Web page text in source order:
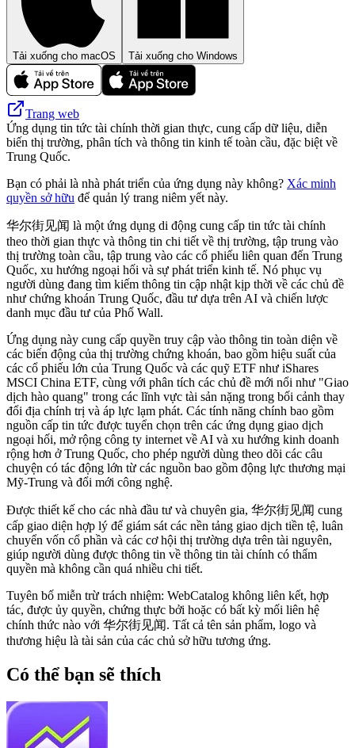
Tải xuống cho macOS Tải xuống cho Windows
Trang web
Ứng dụng tin tức tài chính thời gian thực, cung cấp dữ liệu, diễn
biến thị trường, phân tích và thông tin kinh tế toàn cầu, đặc biệt về
Trung Quốc.
Bạn có phải là nhà phát triển của ứng dụng này không? Xác minh
quyền sở hữu để quản lý trang niêm yết này.
华尔街见闻 là một ứng dụng di động cung cấp tin tức tài chính
theo thời gian thực và thông tin chi tiết về thị trường, tập trung vào
thị trường toàn cầu, tập trung vào các cổ phiếu liên quan đến Trung
Quốc, xu hướng ngoại hối và sự phát triển kinh tế. Nó phục vụ
người dùng đang tìm kiếm thông tin cập nhật kịp thời về các chủ đề
như chứng khoán Trung Quốc, đầu tư dựa trên AI và chiến lược
danh mục đầu tư của Phố Wall.
Ứng dụng này cung cấp quyền truy cập vào thông tin toàn diện về
các biến động của thị trường chứng khoán, bao gồm hiệu suất của
các cổ phiếu lớn của Trung Quốc và các quỹ ETF như iShares
MSCI China ETF, cùng với phân tích các chủ đề mới nổi như "Giao
dịch hào quang" trong các lĩnh vực tài sản nặng trong bối cảnh thay
đổi địa chính trị và áp lực lạm phát. Các tính năng chính bao gồm
nguồn cấp tin tức được tuyển chọn trên các ứng dụng giao dịch
ngoại hối, mở rộng công ty internet về AI và xu hướng kinh doanh
rộng hơn ở Trung Quốc, cho phép người dùng theo dõi các câu
chuyện có tác động lớn từ các nguồn bao gồm động lực thương mại
Mỹ-Trung và đổi mới công nghệ.
Được thiết kế cho các nhà đầu tư và chuyên gia, 华尔街见闻 cung
cấp giao diện hợp lý để giám sát các nền tảng giao dịch tiền tệ, luân
chuyển vốn cổ phần và các cơ hội thị trường dựa trên tài nguyên,
giúp người dùng được thông tin về thông tin tài chính có thẩm
quyền mà không cần quá nhiều chi tiết.
Tuyên bố miễn trừ trách nhiệm: WebCatalog không liên kết, hợp
tác, được ủy quyền, chứng thực bởi hoặc có bất kỳ mối liên hệ
chính thức nào với 华尔街见闻. Tất cả tên sản phẩm, logo và
thương hiệu là tài sản của các chủ sở hữu tương ứng.
Có thể bạn sẽ thích